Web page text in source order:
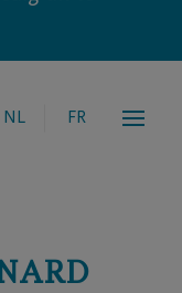
NL FR